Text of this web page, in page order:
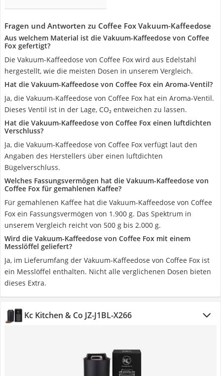
Fragen und Antworten zu Coffee Fox Vakuum-Kaffeedose
Aus welchem Material ist die Vakuum-Kaffeedose von Coffee
Fox gefertigt?
Die Vakuum-Kaffeedose von Coffee Fox wird aus Edelstahl
hergestellt, wie die meisten Dosen in unserem Vergleich.
Hat die Vakuum-Kaffeedose von Coffee Fox ein Aroma-Ventil?
Ja, die Vakuum-Kaffeedose von Coffee Fox hat ein Aroma-Ventil.
Dieses Ventil ist in der Lage, CO₂ entweichen zu lassen.
Hat die Vakuum-Kaffeedose von Coffee Fox einen luftdichten
Verschluss?
Ja, die Vakuum-Kaffeedose von Coffee Fox verfügt laut den
Angaben des Herstellers über einen luftdichten
Bügelverschluss.
Welches Fassungsvermögen hat die Vakuum-Kaffeedose von
Coffee Fox für gemahlenen Kaffee?
Für gemahlenen Kaffee hat die Vakuum-Kaffeedose von Coffee
Fox ein Fassungsvermögen von 1.900 g. Das Spektrum in
unserem Vergleich reicht von 500 g bis 2.000 g.
Wird die Vakuum-Kaffeedose von Coffee Fox mit einem
Messlöffel geliefert?
Ja, im Lieferumfang der Vakuum-Kaffeedose von Coffee Fox ist
ein Messlöffel enthalten. Nicht alle verglichenen Dosen bieten
dieses Extra.
Kc Kitchen & Co JZ-J1BL-X266